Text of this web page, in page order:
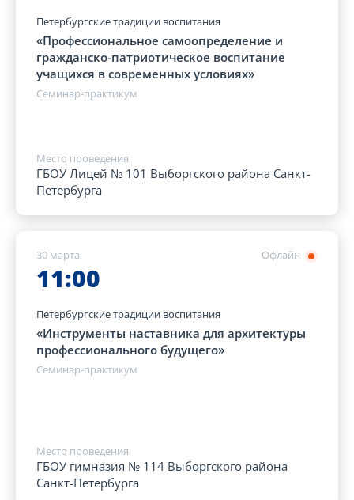
Петербургские традиции воспитания
«Профессиональное самоопределение и
гражданско-патриотическое воспитание
учащихся в современных условиях»
Семинар-практикум
Место проведения
ГБОУ Лицей № 101 Выборгского района Санкт-
Петербурга
Офлайн
30 марта
11:00
Петербургские традиции воспитания
«Инструменты наставника для архитектуры
профессионального будущего»
Семинар-практикум
Место проведения
ГБОУ гимназия № 114 Выборгского района
Санкт-Петербурга